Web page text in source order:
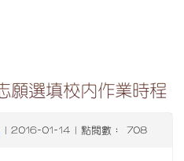
願選填校內作業時程
| 2016-01-14 | 點閱數： 708